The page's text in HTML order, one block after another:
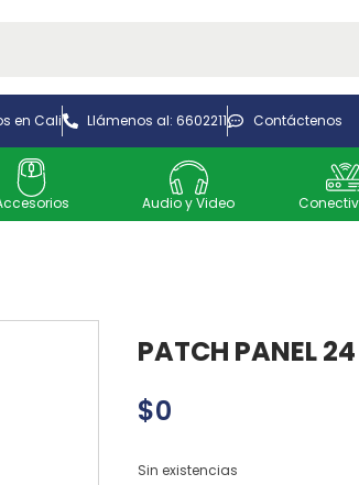
en Cali Llámenos al: 6602211 Contáctenos
Audio y Video
PATCH PANEL
$0
Sin existencias